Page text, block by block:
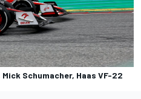
Schumacher, Haas VF-22